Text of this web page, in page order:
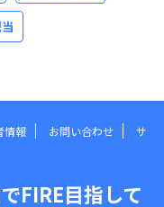
情報 お問い合わせ
サ
FIRE目指して